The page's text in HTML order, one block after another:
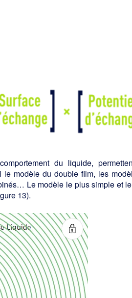
du liquide,
le modèle du double film, les
Le modèle le plus simple et
13).